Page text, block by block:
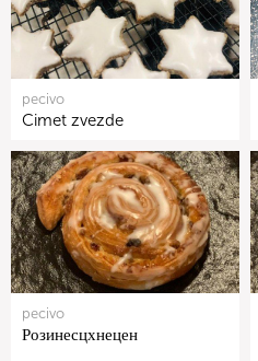
pecivo
Cimet zvezde
pecivo
Розинесцхнецен